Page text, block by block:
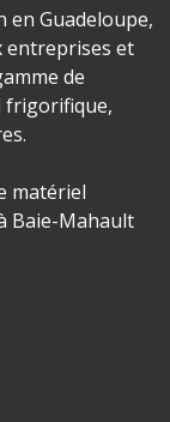
en Guadeloupe,
entreprises et
de
frigorifique,
matériel
Baie-Mahault